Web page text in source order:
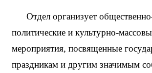
Отдел организует
политические и культурно-
мероприятия, посвященные
праздникам и другим значимым